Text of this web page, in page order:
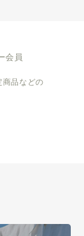
会員
商品などの